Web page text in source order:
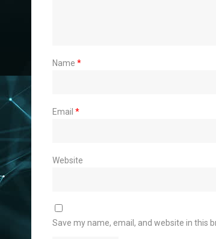
Name *
Email *
Website
Save my name, email, and website in this